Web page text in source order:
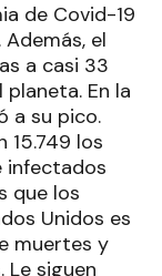
de Covid-19
el
a casi 33
En la
a su pico.
15.749 los
infectados
que los
Unidos es
muertes y
Le siguen